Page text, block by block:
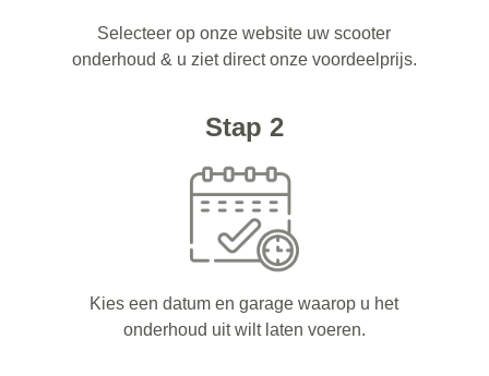
Selecteer op onze website uw scooter
onderhoud & u ziet direct onze voordeelprijs.
Stap 2
Kies een datum en garage waarop u het
onderhoud uit wilt laten voeren.